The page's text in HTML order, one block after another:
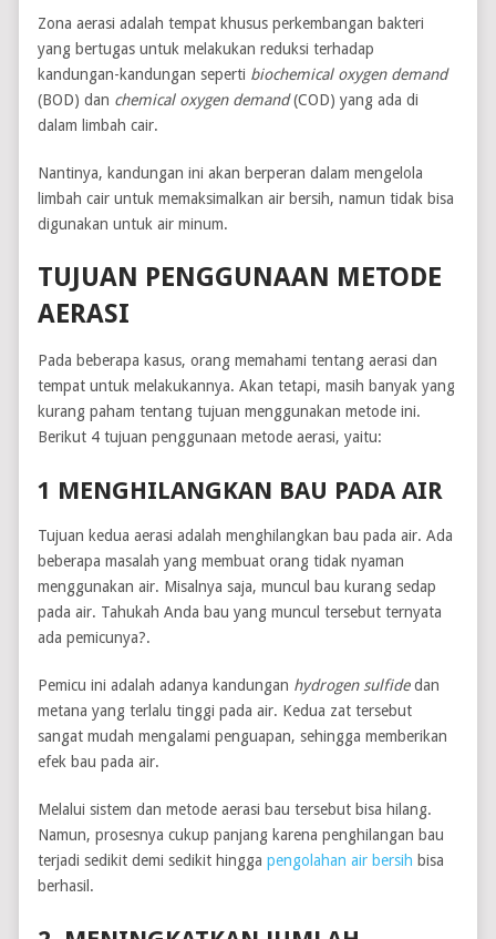
Zona aerasi adalah tempat khusus perkembangan bakteri
yang bertugas untuk melakukan reduksi terhadap
kandungan-kandungan seperti biochemical oxygen demand
(BOD) dan chemical oxygen demand(COD) yang ada di
dalam limbah cair.
Nantinya, kandungan ini akan berperan dalam mengelola
limbah cair untuk memaksimalkan air bersih, namun tidak bisa
digunakan untuk air minum.
TUJUAN PENGGUNAAN METODE
AERASI
Pada beberapa kasus, orang memahami tentang aerasi dan
tempat untuk melakukannya. Akan tetapi, masih banyak yang
kurang paham tentang tujuan menggunakan metode ini.
Berikut 4 tujuan penggunaan metode aerasi, yaitu:
1 MENGHILANGKAN BAU PADA AIR
Tujuan kedua aerasi adalah menghilangkan bau pada air. Ada
beberapa masalah yang membuat orang tidak nyaman
menggunakan air. Misalnya saja, muncul bau kurang sedap
pada air. Tahukah Anda bau yang muncul tersebut ternyata
ada pemicunya?.
Pemicu ini adalah adanya kandungan hydrogen sulfidedan
metana yang terlalu tinggi pada air. Kedua zat tersebut
sangat mudah mengalami penguapan, sehingga memberikan
efek bau pada air.
Melalui sistem dan metode aerasi bau tersebut bisa hilang.
Namun, prosesnya cukup panjang karena penghilangan bau
terjadi sedikit demi sedikit hinggapengolahan air bersih bisa
berhasil.